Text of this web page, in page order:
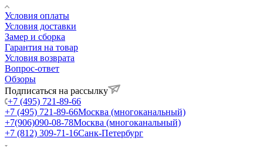
Условия оплаты
Условия доставки
Замер и сборка
Гарантия на товар
Условия возврата
Вопрос-ответ
Обзоры
Подписаться на рассылку
+7 (495) 721-89-66
+7 (495) 721-89-66Москва (многоканальный)
+7(906)090-08-78Москва (многоканальный)
+7 (812) 309-71-16Санк-Петербург